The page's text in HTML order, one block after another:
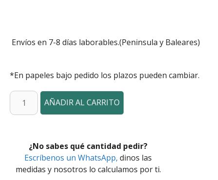
Envíos en 7-8 días laborables.(Peninsula y Baleares)
*En papeles bajo pedido los plazos pueden cambiar.
AÑADIR AL CARRITO
¿No sabes qué cantidad pedir?
Escríbenos un WhatsApp, dinos las
medidas y nosotros lo calculamos por ti.